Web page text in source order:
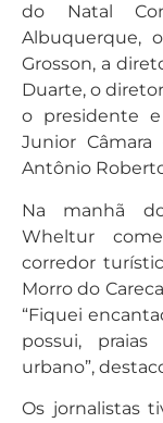
do Natal
Albuquerque,
Grosson, a
Duarte, o
o presidente e
Junior
Antônio
Na manhã
Wheltur
corredor
Morro do
“Fiquei
possui,
urbano”,
Os jornalistas